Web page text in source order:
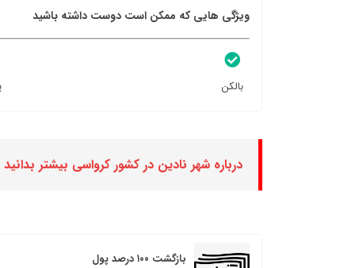
ویژگی هایی که ممکن است دوست داشته باشید
بالکن
درباره شهر نادین در کشور کرواسی بیشتر بدانید
بازگشت ۱۰۰ درصد پول